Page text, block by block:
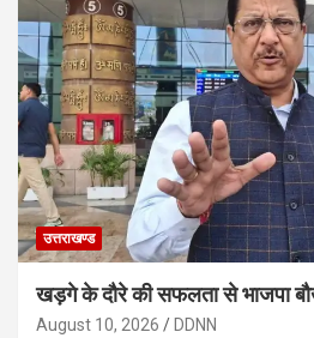
उत्तराखण्ड
खड़गे के दौरे की सफलता से भाजपा
August 10, 2026 DDNN